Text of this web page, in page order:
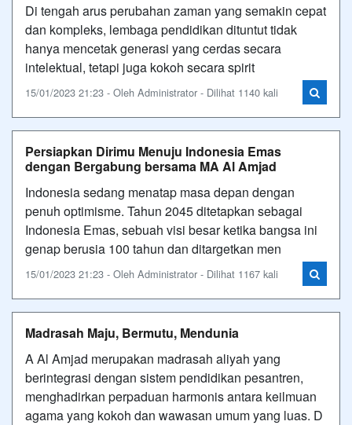
Di tengah arus perubahan zaman yang semakin cepat
dan kompleks, lembaga pendidikan dituntut tidak
hanya mencetak generasi yang cerdas secara
intelektual, tetapi juga kokoh secara spirit
15/01/2023 21:23 - Oleh Administrator - Dilihat 1140 kali
Persiapkan Dirimu Menuju Indonesia Emas
dengan Bergabung bersama MA Al Amjad
Indonesia sedang menatap masa depan dengan
penuh optimisme. Tahun 2045 ditetapkan sebagai
Indonesia Emas, sebuah visi besar ketika bangsa ini
genap berusia 100 tahun dan ditargetkan men
15/01/2023 21:23 - Oleh Administrator - Dilihat 1167 kali
Madrasah Maju, Bermutu, Mendunia
A Al Amjad merupakan madrasah aliyah yang
berintegrasi dengan sistem pendidikan pesantren,
menghadirkan perpaduan harmonis antara keilmuan
agama yang kokoh dan wawasan umum yang luas. D